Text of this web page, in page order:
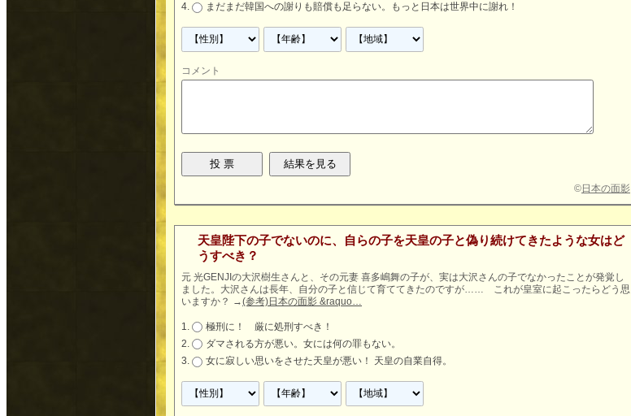
まだまだ韓国への謝りも賠償も足らない。もっと日本は世界中に謝れ！
コメント
©日本の面影
天皇陛下の子でないのに、自らの子を天皇の子と偽り続けてきたような女はど
うすべき？
元 光GENJIの大沢樹生さんと、その元妻 喜多嶋舞の子が、実は大沢さんの子でなかったことが発覚し
ました。大沢さんは長年、自分の子と信じて育ててきたのですが…… これが皇室に起こったらどう思
いますか？ →(参考)日本の面影 &raquo…
極刑に！ 厳に処刑すべき！
ダマされる方が悪い。女には何の罪もない。
女に寂しい思いをさせた天皇が悪い！ 天皇の自業自得。